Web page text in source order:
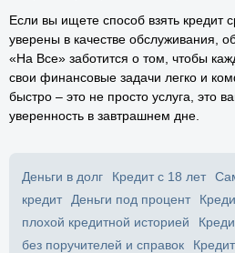
Если вы ищете способ взять кредит
уверены в качестве обслуживания,
«На Все» заботится о том, чтобы
свои финансовые задачи легко и
быстро – это не просто услуга, это
уверенность в завтрашнем дне.
Деньги в долг Кредит с 18 лет
кредит
Деньги под процент
плохой кредитной историей
без поручителей и справок